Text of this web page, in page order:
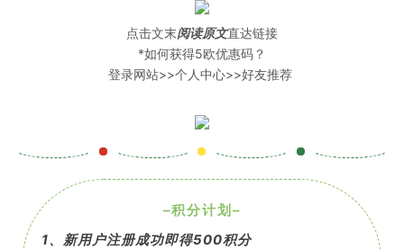
点击文末阅读原文直达链接
*如何获得5欧优惠码？
登录网站>>个人中心>>好友推荐
–积分计划 –
1、新用户注册成功即得500积分